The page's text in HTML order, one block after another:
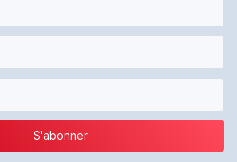
S'abonner